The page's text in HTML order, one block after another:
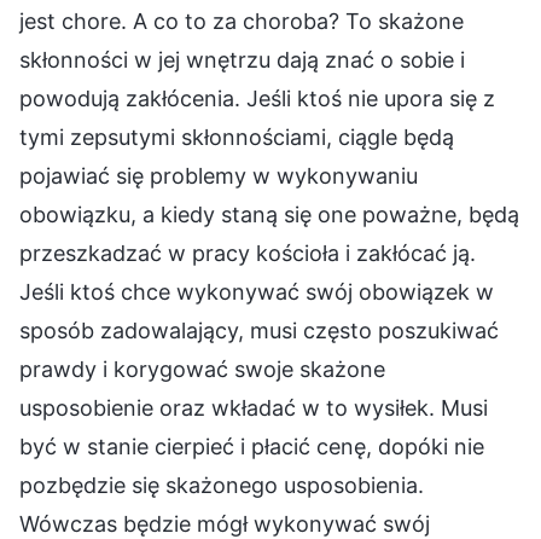
jest chore. A co to za choroba? To skażone
skłonności w jej wnętrzu dają znać o sobie i
powodują zakłócenia. Jeśli ktoś nie upora się z
tymi zepsutymi skłonnościami, ciągle będą
pojawiać się problemy w wykonywaniu
obowiązku, a kiedy staną się one poważne, będą
przeszkadzać w pracy kościoła i zakłócać ją.
Jeśli ktoś chce wykonywać swój obowiązek w
sposób zadowalający, musi często poszukiwać
prawdy i korygować swoje skażone
usposobienie oraz wkładać w to wysiłek. Musi
być w stanie cierpieć i płacić cenę, dopóki nie
pozbędzie się skażonego usposobienia.
Wówczas będzie mógł wykonywać swój